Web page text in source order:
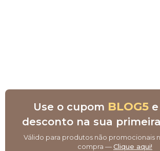
Use o cupom BLOG5
desconto na sua
Válido para produtos não promocionais
compra —Clique aqui!